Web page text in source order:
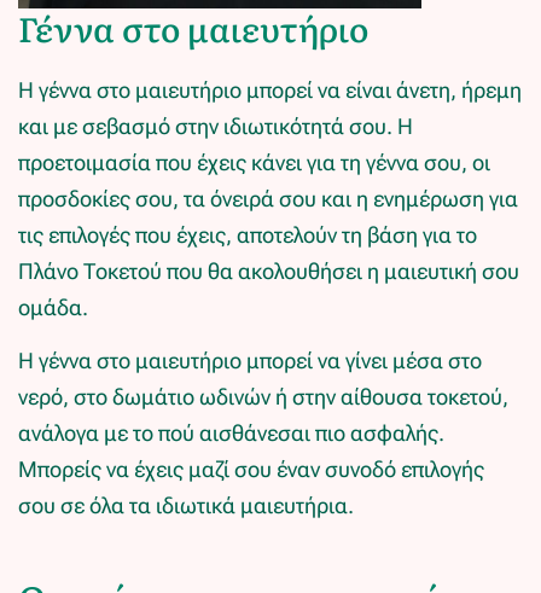
Γέννα στο μαιευτήριο
Η γέννα στο μαιευτήριο μπορεί να είναι άνετη, ήρεμη
και με σεβασμό στην ιδιωτικότητά σου. Η
προετοιμασία που έχεις κάνει για τη γέννα σου, οι
προσδοκίες σου, τα όνειρά σου και η ενημέρωση για
τις επιλογές που έχεις, αποτελούν τη βάση για το
Πλάνο Τοκετού που θα ακολουθήσει η μαιευτική σου
ομάδα.
Η γέννα στο μαιευτήριο μπορεί να γίνει μέσα στο
νερό, στο δωμάτιο ωδινών ή στην αίθουσα τοκετού,
ανάλογα με το πού αισθάνεσαι πιο ασφαλής.
Μπορείς να έχεις μαζί σου έναν συνοδό επιλογής
σου σε όλα τα ιδιωτικά μαιευτήρια.